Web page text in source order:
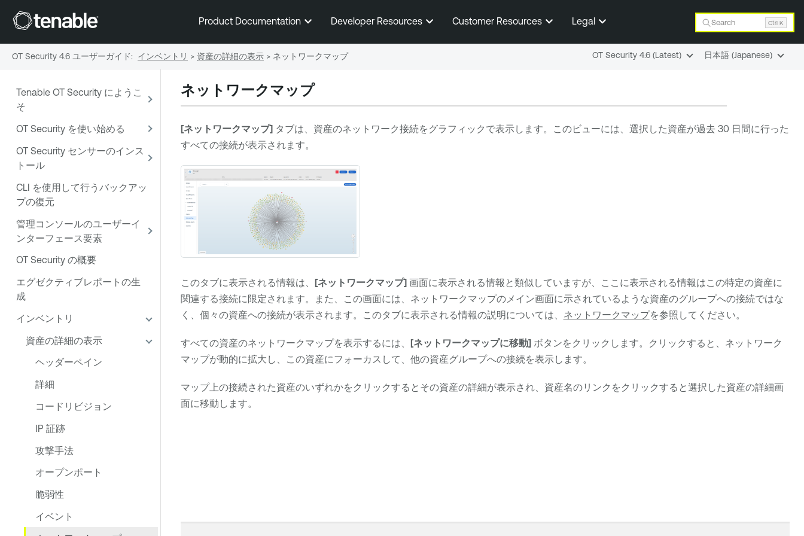
メインコンテンツに移動する
Product Documentation Developer Resources Customer Resources Legal Search Ctrl K
Tenable OT Security にようこ
そ
OT Security を使い始める
OT Security センサーのインス
トール
CLI を使用して行うバックアッ
プの復元
管理コンソールのユーザーイ
ンターフェース要素
OT Security の概要
エグゼクティブレポートの生
成
インベントリ
資産の詳細の表示
ヘッダーペイン
詳細
コードリビジョン
IP 証跡
攻撃手法
オープンポート
脆弱性
イベント
ネットワークマップ
[ネットワークマップ]タブは、資産のネットワーク接続をグラフィックで表示します。このビューには、選択した資産が過去 30 日間に行った
すべての接続が表示されます。
このタブに表示される情報は、 [ネットワークマップ]画面に表示される情報と類似していますが、ここに表示される情報はこの特定の資産に
関連する接続に限定されます。また、この画面には、ネットワークマップのメイン画面に示されているような資産のグループへの接続ではな
く、個々の資産への接続が表示されます。このタブに表示される情報の説明については、 ネットワークマップを参照してください。
すべての資産のネットワークマップを表示するには、 [ネットワークマップに移動]ボタンをクリックします。クリックすると、ネットワーク
マップが動的に拡大し、この資産にフォーカスして、他の資産グループへの接続を表示します。
マップ上の接続された資産のいずれかをクリックするとその資産の詳細が表示され、資産名のリンクをクリックすると選択した資産の詳細画
面に移動します。
OT Security 4.6 ユーザーガイド: インベントリ > 資産の詳細の表示 > ネットワークマップ OT Security 4.6 (Latest) 日本語 (Japanese)